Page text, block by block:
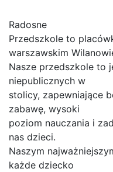
Radosne
Przedszkole to
warszawskim
Nasze przedszkole to
niepublicznych w
stolicy, zapewniające
zabawę, wysoki
poziom nauczania i
nas dzieci.
Naszym
każde dziecko